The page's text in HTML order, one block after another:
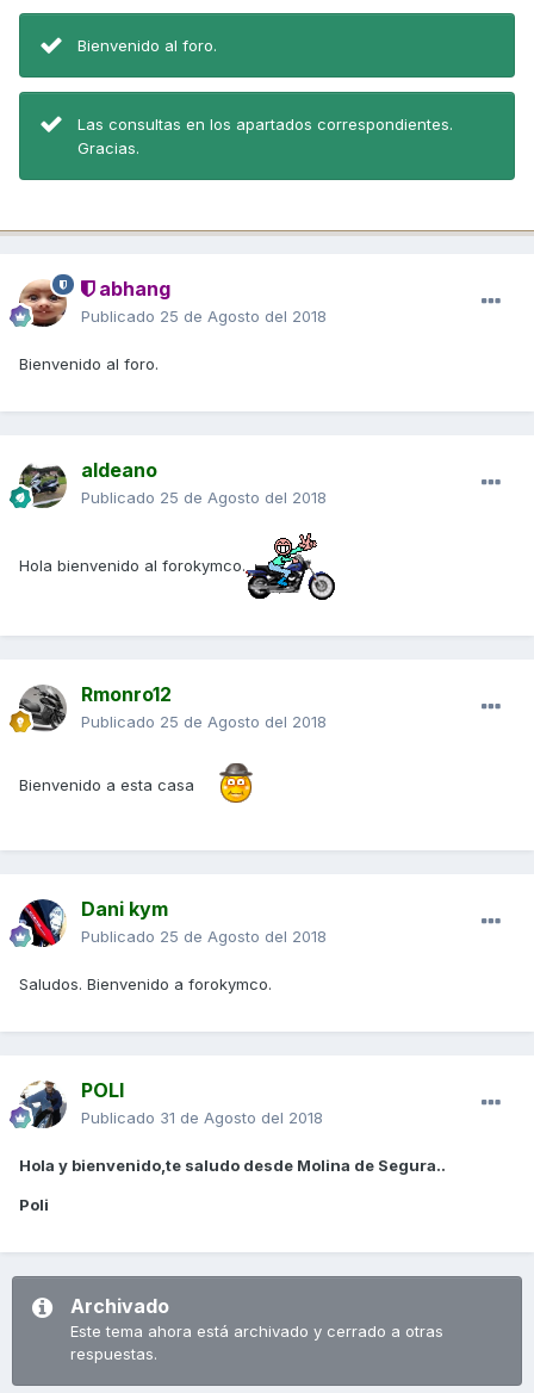
Bienvenido al foro.
Las consultas en los apartados correspondientes.
Gracias.
abhang
Publicado 25 de Agosto del 2018
Bienvenido al foro.
aldeano
Publicado 25 de Agosto del 2018
Hola bienvenido al forokymco.
Rmonro12
Publicado 25 de Agosto del 2018
Bienvenido a esta casa
Dani kym
Publicado 25 de Agosto del 2018
Saludos. Bienvenido a forokymco.
POLI
Publicado 31 de Agosto del 2018
Hola y bienvenido,te saludo desde Molina de Segura..
Poli
Archivado
Este tema ahora está archivado y cerrado a otras
respuestas.